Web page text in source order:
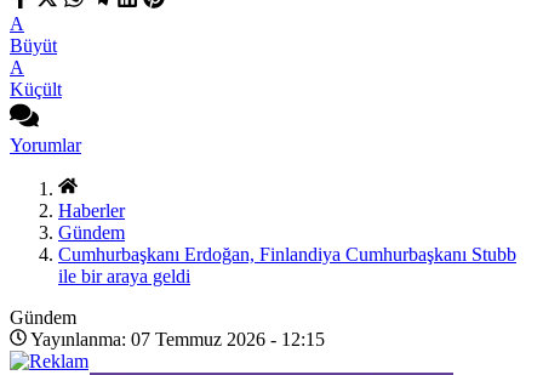
A
Büyüt
A
Küçült
Yorumlar
Haberler
Gündem
Cumhurbaşkanı Erdoğan, Finlandiya Cumhurbaşkanı Stubb
ile bir araya geldi
Gündem
Yayınlanma: 07 Temmuz 2026 - 12:15